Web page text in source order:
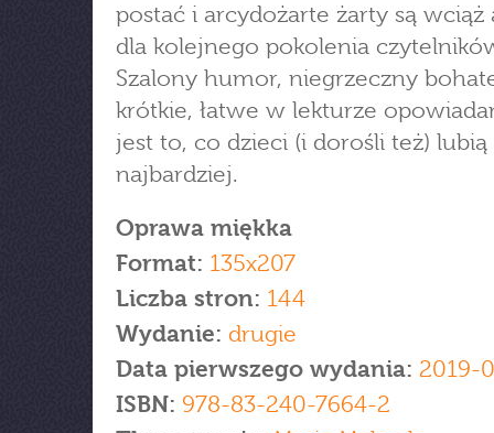
postać i arcydożarte żarty są wciąż
dla kolejnego pokolenia
Szalony humor, niegrzeczny
krótkie, łatwe w lekturze
jest to, co dzieci (i dorośli też) lubią
najbardziej.
Oprawa miękka
Format: 135x207
Liczba stron: 144
Wydanie: drugie
Data pierwszego wydania: 2019-
ISBN: 978-83-240-7664-2